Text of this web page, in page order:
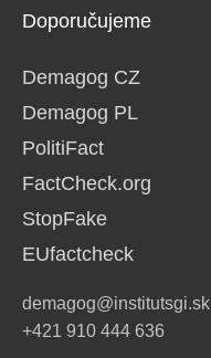
Doporučujeme
Demagog CZ
Demagog PL
PolitiFact
FactCheck.org
StopFake
EUfactcheck
demagog@institutsgi.sk
+421 910 444 636